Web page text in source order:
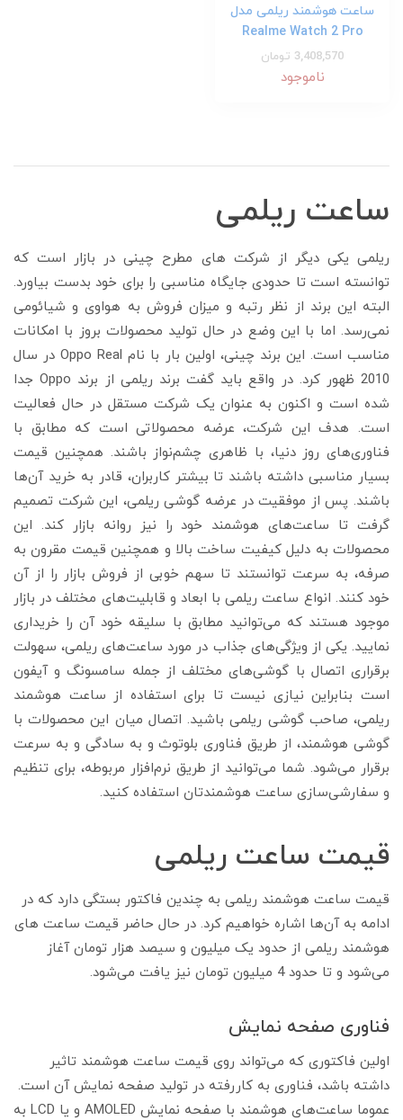
ساعت هوشمند ریلمی مدل
Realme Watch 2 Pro
3,408,570 تومان
ناموجود
ساعت ریلمی
ریلمی یکی دیگر از شرکت های مطرح چینی در بازار است که
توانسته است تا حدودی جایگاه مناسبی را برای خود بدست بیاورد.
البته این برند از نظر رتبه و میزان فروش به هواوی و شیائومی
نمی‌رسد. اما با این وضع در حال تولید محصولات بروز با امکانات
مناسب است. این برند چینی، اولین بار با نام Oppo Real در سال
2010 ظهور کرد. در واقع باید گفت برند ریلمی از برند Oppo جدا
شده است و اکنون به عنوان یک شرکت مستقل در حال فعالیت
است. هدف این شرکت، عرضه محصولاتی است که مطابق با
فناوری‌های روز دنیا، با ظاهری چشم‌نواز باشند. همچنین قیمت
بسیار مناسبی داشته باشند تا بیشتر کاربران، قادر به خرید آن‌ها
باشند. پس از موفقیت در عرضه گوشی ریلمی، این شرکت تصمیم
گرفت تا ساعت‌های هوشمند خود را نیز روانه بازار کند. این
محصولات به دلیل کیفیت ساخت بالا و همچنین قیمت مقرون به
صرفه، به سرعت توانستند تا سهم خوبی از فروش بازار را از آن
خود کنند. انواع ساعت ریلمی با ابعاد و قابلیت‌های مختلف در بازار
موجود هستند که می‌توانید مطابق با سلیقه خود آن را خریداری
نمایید. یکی از ویژگی‌های جذاب در مورد ساعت‌های ریلمی، سهولت
برقراری اتصال با گوشی‌های مختلف از جمله سامسونگ و آیفون
است بنابراین نیازی نیست تا برای استفاده از ساعت هوشمند
ریلمی، صاحب گوشی ریلمی باشید. اتصال میان این محصولات با
گوشی هوشمند، از طریق فناوری بلوتوث و به سادگی و به سرعت
برقرار می‌شود. شما می‌توانید از طریق نرم‌افزار مربوطه، برای تنظیم
و سفارشی‌سازی ساعت هوشمندتان استفاده کنید.
قیمت ساعت ریلمی
قیمت ساعت هوشمند ریلمی به چندین فاکتور بستگی دارد که در
ادامه به آن‌ها اشاره خواهیم کرد. در حال حاضر قیمت ساعت های
هوشمند ریلمی از حدود یک میلیون و سیصد هزار تومان آغاز
می‌شود و تا حدود 4 میلیون تومان نیز یافت می‌شود.
فناوری صفحه نمایش
اولین فاکتوری که می‌تواند روی قیمت ساعت هوشمند تاثیر
داشته باشد، فناوری به کاررفته در تولید صفحه نمایش آن است.
عموما ساعت‌های هوشمند با صفحه نمایش AMOLED و یا LCD به